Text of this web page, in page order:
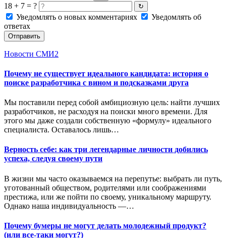
18 + 7 = ? ↻
Уведомлять о новых комментариях
Уведомлять об
ответах
Отправить
Новости СМИ2
Почему не существует идеального кандидата: история о
поиске разработчика с вином и подсказками друга
Мы поставили перед собой амбициозную цель: найти лучших
разработчиков, не расходуя на поиски много времени. Для
этого мы даже создали собственную «формулу» идеального
специалиста. Оставалось лишь…
Верность себе: как три легендарные личности добились
успеха, следуя своему пути
В жизни мы часто оказываемся на перепутье: выбрать ли путь,
уготованный обществом, родителями или соображениями
престижа, или же пойти по своему, уникальному маршруту.
Однако наша индивидуальность —…
Почему бумеры не могут делать молодежный продукт?
(или все-таки могут?)